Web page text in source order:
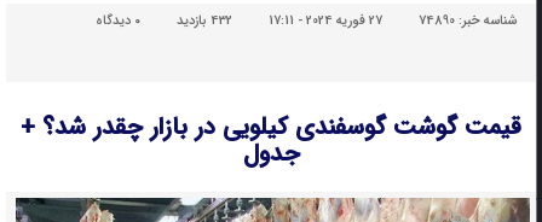
شناسه خبر:74890 27 فوریه 2024 - 17:11 432 بازدید دیدگاه
قیمت گوشت گوسفندی کیلویی در بازار چقدر شد؟ +
جدول